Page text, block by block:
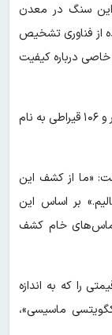
این سنگ در معدن
از فناوری تشخیص
درباره کیفیت
بزرگ‌ترین الماس کشف شده قبلی یک سنگ ۳ هزار و ۱۰۶ قیراطی به نام
«ما از کشف این
قیراطی خوشحالیم.» بر اساس این
خام کشف
را که به اندازه
اوت به «موکگویتسی ماسیسی»،